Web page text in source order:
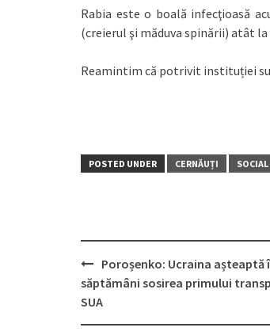
Rabia este o boală infecţioasă
(creierul şi măduva spinării) atât
Reamintim că potrivit instituției
POSTED UNDER CERNĂUȚI SOCIAL
Post
navigation
Poroșenko: Ucraina așteaptă
săptămâni sosirea primului
SUA